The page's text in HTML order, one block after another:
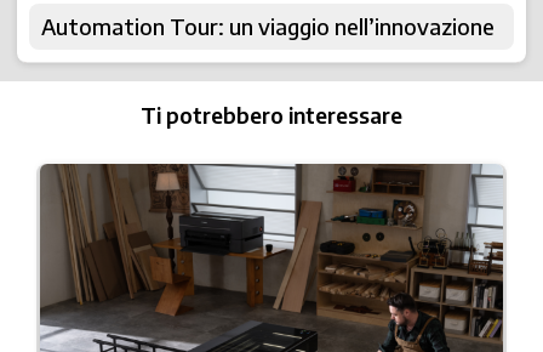
Automation Tour: un viaggio nell’innovazione
Ti potrebbero interessare